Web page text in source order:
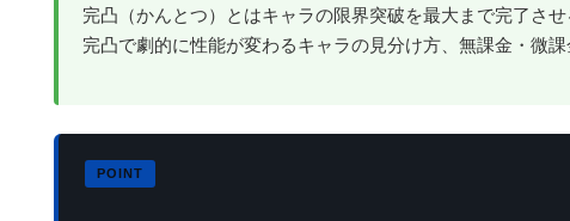
完凸（かんとつ）とはキャラの限界突破を最大まで完了さ
完凸で劇的に性能が変わるキャラの見分け方、無課金・微課